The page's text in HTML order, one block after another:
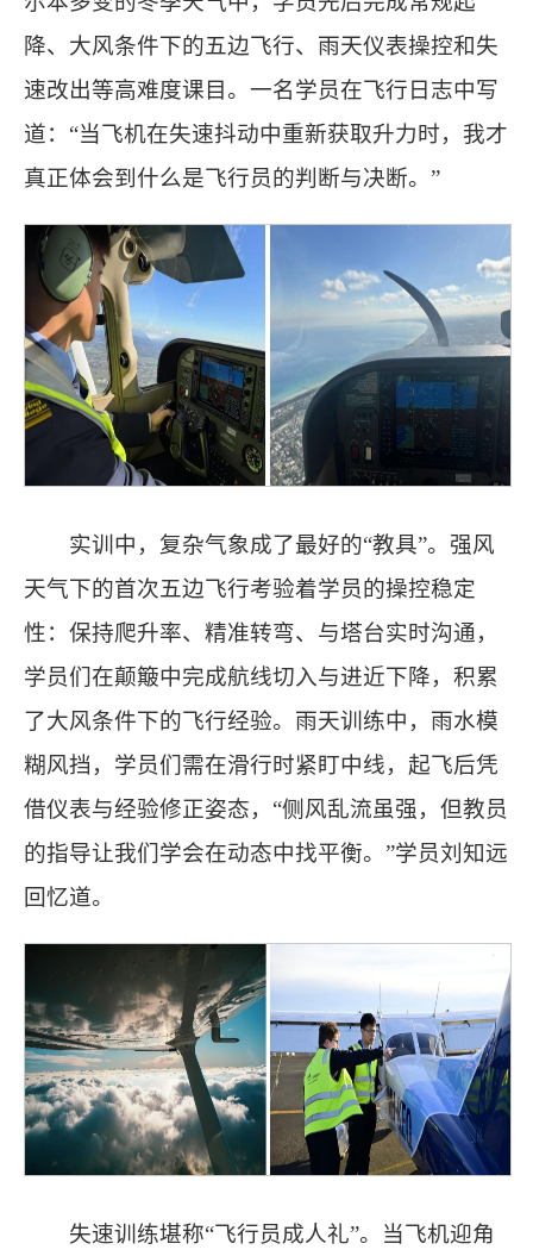
降、大风条件下的五边飞行、雨天仪表操控和失
速改出等高难度课目。一名学员在飞行日志中写
道：“当飞机在失速抖动中重新获取升力时，我才
真正体会到什么是飞行员的判断与决断。”
实训中，复杂气象成了最好的“教具”。强风
天气下的首次五边飞行考验着学员的操控稳定
性：保持爬升率、精准转弯、与塔台实时沟通，
学员们在颠簸中完成航线切入与进近下降，积累
了大风条件下的飞行经验。雨天训练中，雨水模
糊风挡，学员们需在滑行时紧盯中线，起飞后凭
借仪表与经验修正姿态，“侧风乱流虽强，但教员
的指导让我们学会在动态中找平衡。”学员刘知远
回忆道。
失速训练堪称“飞行员成人礼”。当飞机迎角